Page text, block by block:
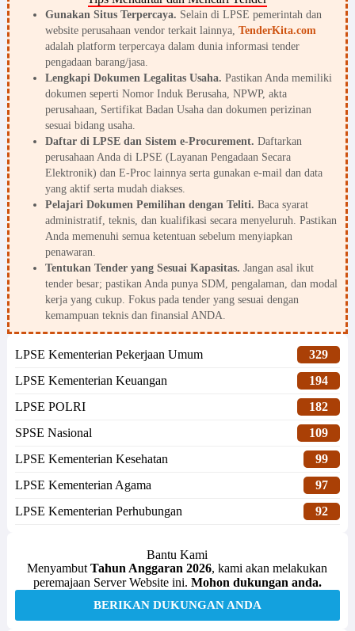
Gunakan Situs Terpercaya. Selain di LPSE pemerintah dan
website perusahaan vendor terkait lainnya, TenderKita.com
adalah platform terpercaya dalam dunia informasi tender
pengadaan barang/jasa.
Lengkapi Dokumen Legalitas Usaha. Pastikan Anda memiliki
dokumen seperti Nomor Induk Berusaha, NPWP, akta
perusahaan, Sertifikat Badan Usaha dan dokumen perizinan
sesuai bidang usaha.
Daftar di LPSE dan Sistem e-Procurement. Daftarkan
perusahaan Anda di LPSE (Layanan Pengadaan Secara
Elektronik) dan E-Proc lainnya serta gunakan e-mail dan data
yang aktif serta mudah diakses.
Pelajari Dokumen Pemilihan dengan Teliti. Baca syarat
administratif, teknis, dan kualifikasi secara menyeluruh. Pastikan
Anda memenuhi semua ketentuan sebelum menyiapkan
penawaran.
Tentukan Tender yang Sesuai Kapasitas. Jangan asal ikut
tender besar; pastikan Anda punya SDM, pengalaman, dan modal
kerja yang cukup. Fokus pada tender yang sesuai dengan
kemampuan teknis dan finansial ANDA.
LPSE Kementerian Pekerjaan Umum
329
LPSE Kementerian Keuangan
194
LPSE POLRI
182
SPSE Nasional
109
LPSE Kementerian Kesehatan
99
LPSE Kementerian Agama
97
LPSE Kementerian Perhubungan
92
Bantu Kami
MenyambutTahun Anggaran 2026, kami akan melakukan
peremajaan Server Website ini. Mohon dukungan anda.
BERIKAN DUKUNGAN ANDA